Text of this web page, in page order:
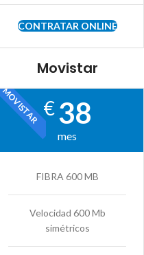
CONTRATAR ONLINE
Movistar
MOVISTAR€38
mes
FIBRA 600 MB
Velocidad 600 Mb
simétricos